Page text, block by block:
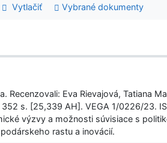
Vytlačiť Vybrané dokumenty
Recenzovali: Eva Rievajová, Tatiana
s. [25,339 AH]. VEGA 1/0226/23.
výzvy a možnosti súvisiace s
rastu a inovácií.